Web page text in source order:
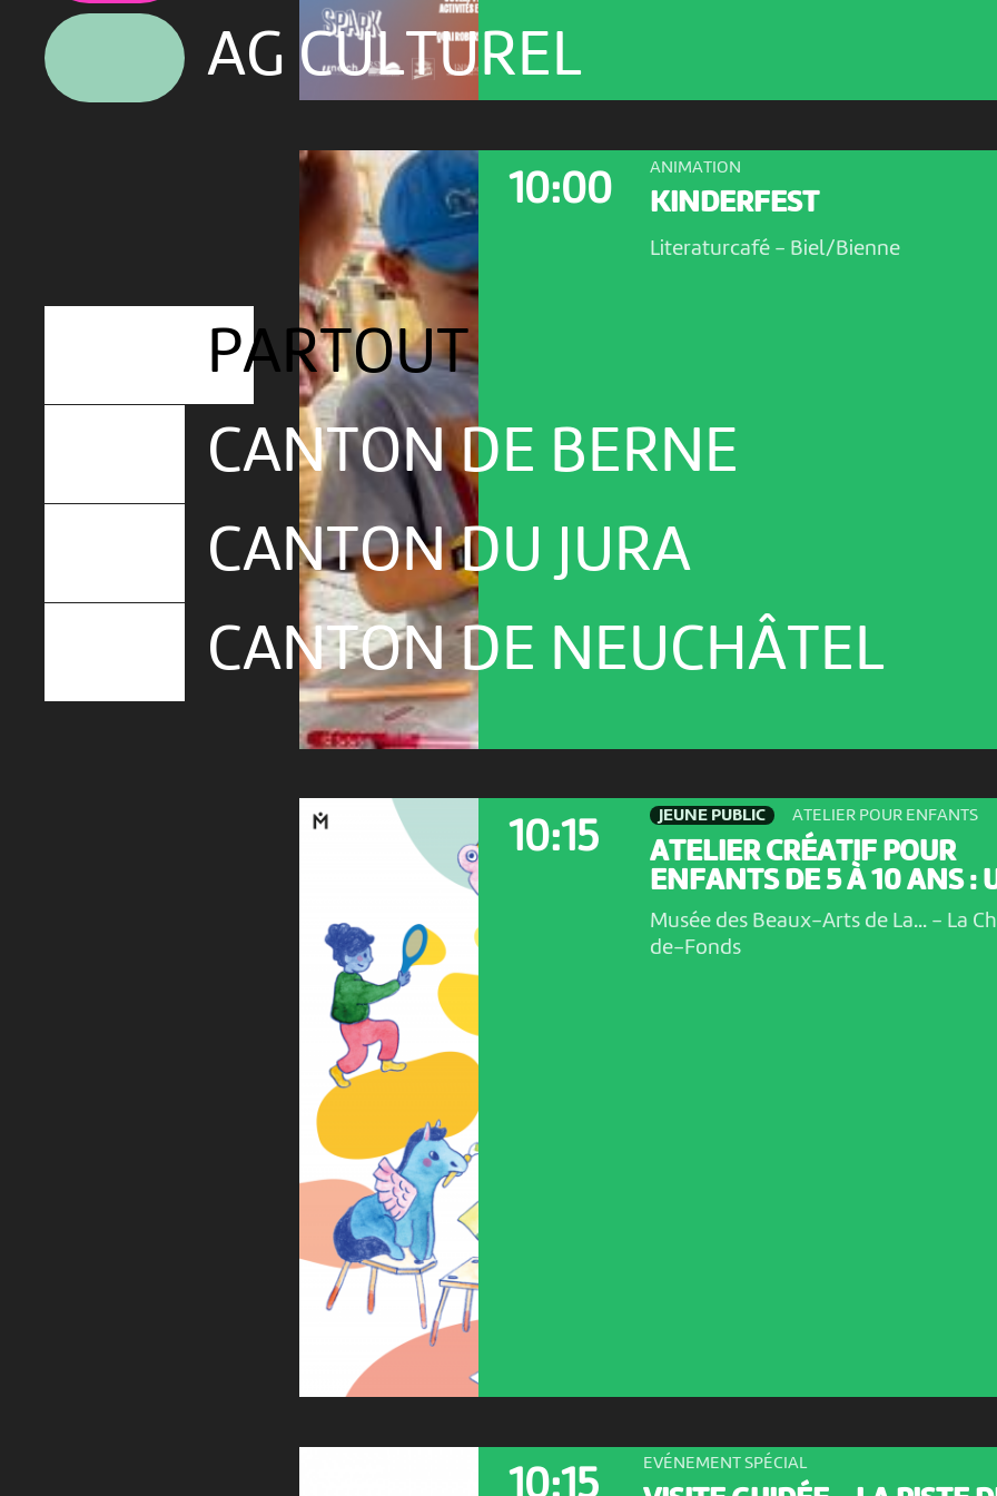
AG CULTUREL
PARTOUT
CANTON DE BERNE
CANTON DU JURA
CANTON DE NEUCHÂTEL
10:00 ANIMATION
KINDERFEST
Literaturcafé - Biel/Bienne
10:15
JEUNE PUBLIC ATELIER POUR ENFANTS
ATELIER CRÉATIF POUR
ENFANTS DE 5 À 10 ANS :
Musée des Beaux-Arts de La... - La
de-Fonds
EVÉNEMENT SPÉCIAL